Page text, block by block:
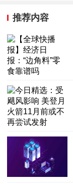
推荐内容